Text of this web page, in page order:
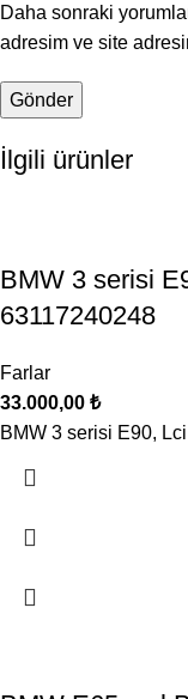
Daha sonraki
adresim ve site
İlgili ürünler
BMW 3 serisi
63117240248
Farlar
33.000,00 ₺
BMW 3 serisi E90,